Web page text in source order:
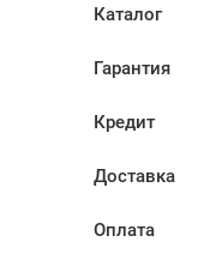
Каталог
Гарантия
Кредит
Доставка
Оплата